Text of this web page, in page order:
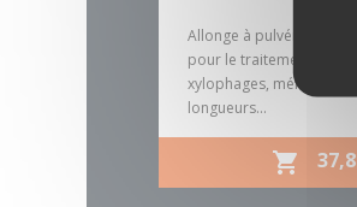
Allonge à pulvériser de
pour le traitement des
xylophages, mérule.
longueurs...
